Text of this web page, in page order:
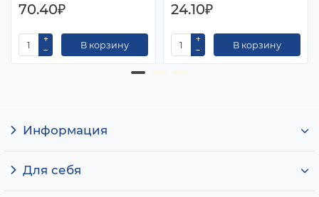
70.40₽
В корзину
24.10₽
В корзину
Информация
Для себя